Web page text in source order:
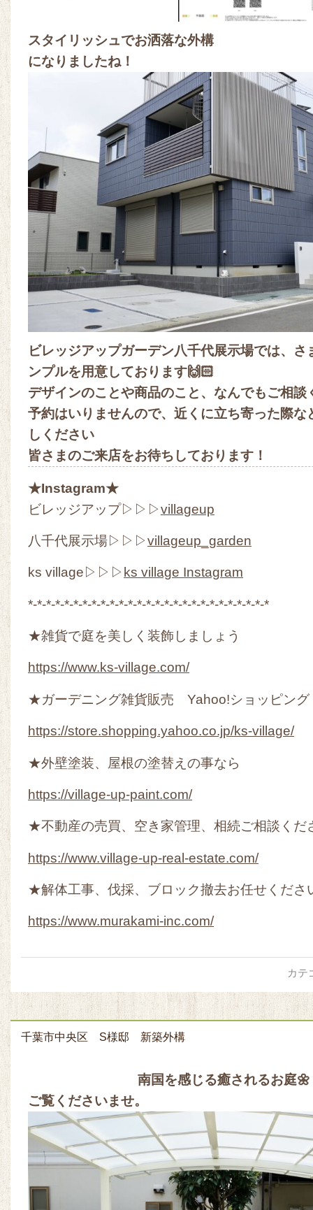
スタイリッシュでお洒落な外構
になりましたね！
ビレッジアップガーデン八千代展示場では、さ
ンプルを用意しております🙌🏻
デザインのことや商品のこと、なんでもご相談
予約はいりませんので、近くに立ち寄った際な
しください
皆さまのご来店をお待ちしております！
★Instagram★
ビレッジアップ▷▷▷villageup
八千代展示場▷▷▷villageup_garden
ks village▷▷▷ ks village Instagram
*-*-*-*-*-*-*-*-*-*-*-*-*-*-*-*-*-*-*-*-*-*-*-*-*-*-*
★雑貨で庭を美しく装飾しましょう
https://www.ks-village.com/
★ガーデニング雑貨販売 Yahoo!ショッピング
https://store.shopping.yahoo.co.jp/ks-village/
★外壁塗装、屋根の塗替えの事なら
https://village-up-paint.com/
★不動産の売買、空き家管理、相続ご相談くだ
https://www.village-up-real-estate.com/
★解体工事、伐採、ブロック撤去お任せくださ
https://www.murakami-inc.com/
カテ
千葉市中央区 S様邸 新築外構
南国を感じる癒されるお庭🌼
ご覧くださいませ。